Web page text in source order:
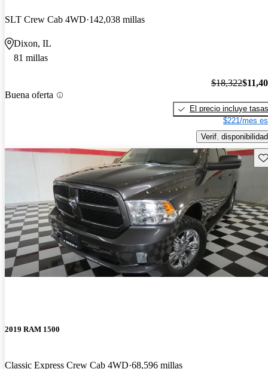
SLT Crew Cab 4WD 142,038 millas
Dixon, IL
81 millas
Buena oferta
$18,322
El precio incluye tasas
$221/mes
Verif. disponibilidad
2019 RAM 1500
Classic Express Crew Cab 4WD 68,596 millas